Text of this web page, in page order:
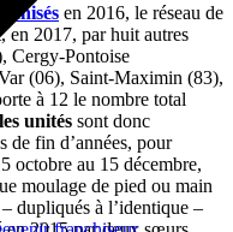
en 2016, le réseau de
en 2017, par huit autres
Cergy-Pontoise
(06), Saint-Maximin (83),
à 12 le nombre total
unités sont donc
de fin d’années, pour
octobre au 15 décembre,
moulage de pied ou main
dupliqués à l’identique –